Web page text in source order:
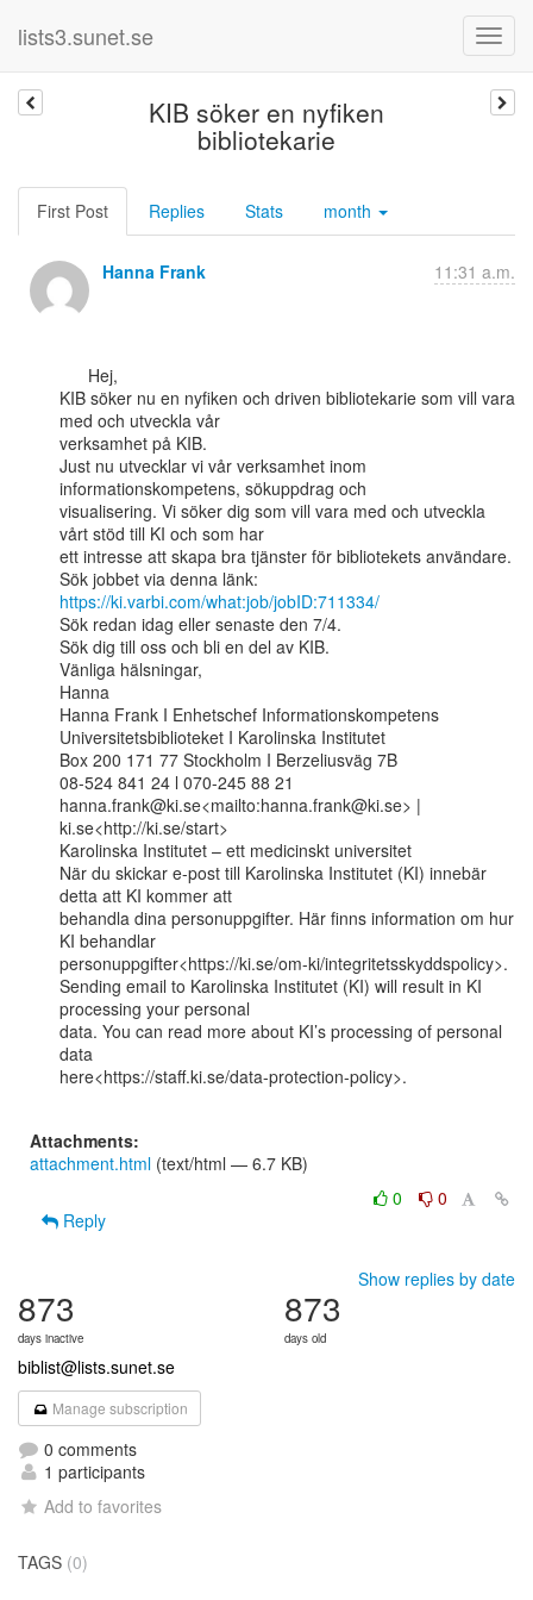
lists3.sunet.se
KIB söker en nyfiken
bibliotekarie
First Post Replies Stats month
Hanna Frank 11:31 a.m.
KIB söker nu en nyfiken och driven bibliotekarie som vill vara
med och utveckla vår
verksamhet på KIB.
Just nu utvecklar vi vår verksamhet inom
informationskompetens, sökuppdrag och
visualisering. Vi söker dig som vill vara med och utveckla
vårt stöd till KI och som har
ett intresse att skapa bra tjänster för bibliotekets användare.
https://ki.varbi.com/what:job/jobID:711334/
Sök redan idag eller senaste den 7/4.
Sök dig till oss och bli en del av KIB.
Vänliga hälsningar,
Hanna
Hanna Frank I Enhetschef Informationskompetens
Universitetsbiblioteket I Karolinska Institutet
Box 200 171 77 Stockholm I Berzeliusväg 7B
08-524 841 24 l 070-245 88 21
hanna.frank@ki.se<mailto:hanna.frank@ki.se> |
ki.se<http://ki.se/start>
Karolinska Institutet – ett medicinskt universitet
När du skickar e-post till Karolinska Institutet (KI) innebär
detta att KI kommer att
behandla dina personuppgifter. Här finns information om hur
KI behandlar
personuppgifter<https://ki.se/om-ki/integritetsskyddspolicy>.
Sending email to Karolinska Institutet (KI) will result in KI
processing your personal
data. You can read more about KI’s processing of personal
data
here<https://staff.ki.se/data-protection-policy>.
Attachments:
attachment.html (text/html — 6.7 KB)
0
0
Reply
Show replies by date
873
days inactive
873
days old
biblist@lists.sunet.se
Manage subscription
0 comments
1 participants
Add to favorites
TAGS (0)